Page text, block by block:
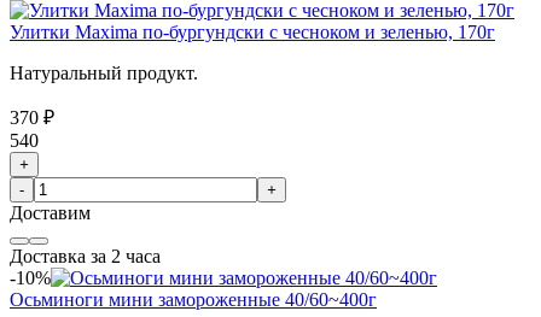
Улитки Maxima по-бургундски с чесноком и зеленью, 170г
Натуральный продукт.
370 ₽
540
+
-
+
Доставим
Доставка за 2 часа
-10%
Осьминоги мини замороженные 40/60~400г